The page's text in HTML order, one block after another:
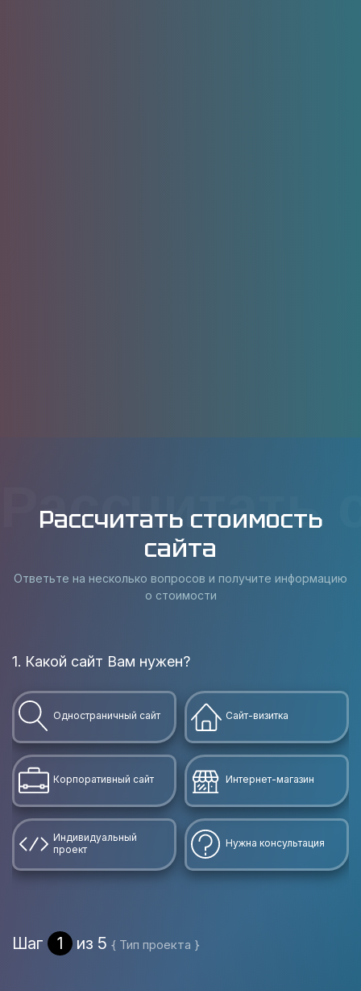
Рассчитать стоимость
сайта
Ответьте на несколько вопросов и получите информацию
о стоимости
1. Какой сайт Вам нужен?
Одностраничный сайт Сайт-визитка
Корпоративный сайт Интернет-магазин
Индивидуальный
проект
Нужна консультация
Шаг 1 из 5 { Тип проекта }